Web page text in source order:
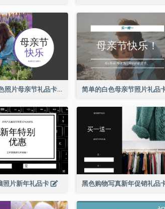
紫色和黑色照片母亲节礼品卡
照片新年礼品卡